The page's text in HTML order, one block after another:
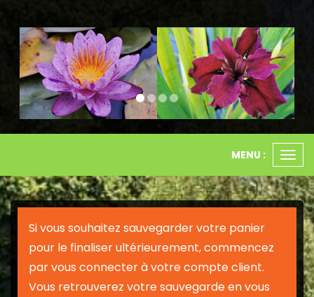
Previous Next
le
MENU :
Si vous souhaitez sauvegarder votre panier
pour le finaliser ultérieurement, commencez
par vous connecter à votre compte client.
Vous retrouverez votre sauvegarde en vous